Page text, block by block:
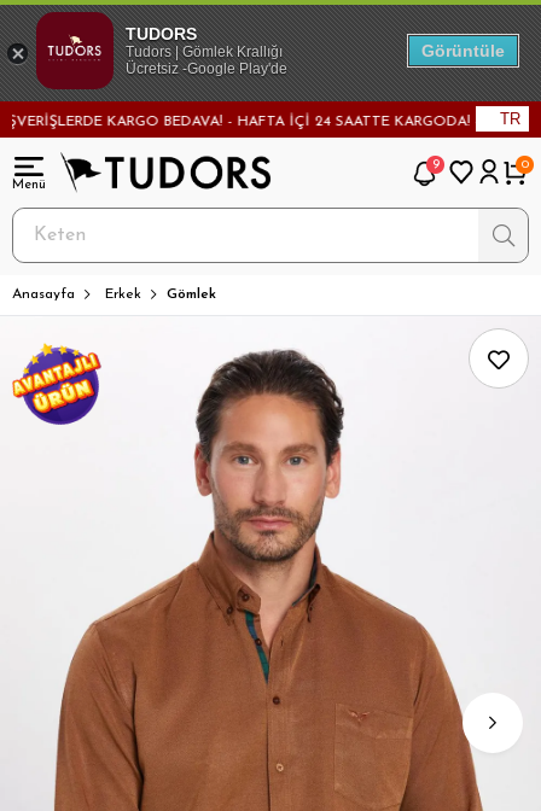
KARGO BEDAVA! - HAFTA İÇİ 24 SAATTE KARGODA! - MAĞAZADAN
TR
9 0
Anasayfa Erkek Gömlek
TUDORS
Tudors | Gömlek Krallığı
Ücretsiz -Google Play'de
Görüntüle